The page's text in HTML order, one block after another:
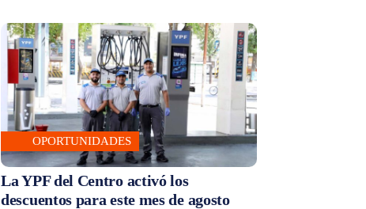
OPORTUNIDADES
La YPF del Centro activó los
descuentos para este mes de agosto